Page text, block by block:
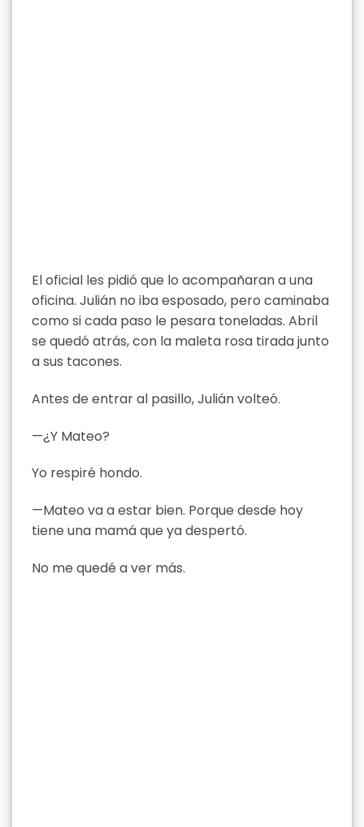
El oficial les pidió que lo acompañaran a una
oficina. Julián no iba esposado, pero caminaba
como si cada paso le pesara toneladas. Abril
se quedó atrás, con la maleta rosa tirada junto
a sus tacones.
Antes de entrar al pasillo, Julián volteó.
—¿Y Mateo?
Yo respiré hondo.
—Mateo va a estar bien. Porque desde hoy
tiene una mamá que ya despertó.
No me quedé a ver más.